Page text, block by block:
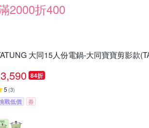
2000折400
大同15人份電鍋-大同寶寶剪影款
3,590 84折
5 (3)
戰低價 券